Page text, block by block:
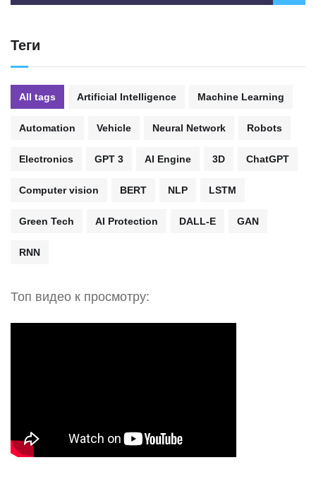
Теги
All tags Artificial Intelligence Machine Learning
Automation Vehicle Neural Network Robots
Electronics GPT 3 AI Engine 3D ChatGPT
Computer vision BERT NLP LSTM
Green Tech AI Protection DALL-E GAN
RNN
Топ видео к просмотру: